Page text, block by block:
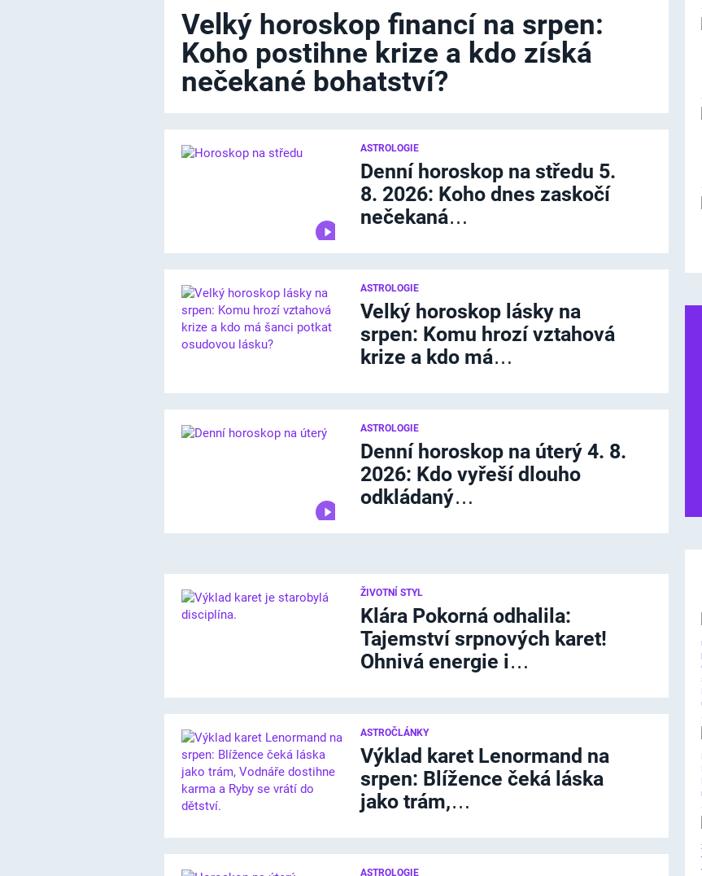
Velký horoskop financí na srpen:
Koho postihne krize a kdo získá
nečekané bohatství?
ASTROLOGIE
Denní horoskop na středu 5.
8. 2026: Koho dnes zaskočí
nečekaná…
ASTROLOGIE
Velký horoskop lásky na
srpen: Komu hrozí vztahová
krize a kdo má…
ASTROLOGIE
Denní horoskop na úterý 4. 8.
2026: Kdo vyřeší dlouho
odkládaný…
ŽIVOTNÍ STYL
Klára Pokorná odhalila:
Tajemství srpnových karet!
Ohnivá energie i…
ASTROČLÁNKY
Výklad karet Lenormand na
srpen: Blížence čeká láska
jako trám,…
ASTROLOGIE